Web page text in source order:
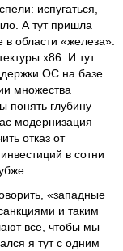
испугаться,
А тут пришла
области «железа».
х86. И тут
ОС на базе
множества
понять глубину
модернизация
отказ от
в сотни
«западные
и таким
все, чтобы мы
я тут с одним